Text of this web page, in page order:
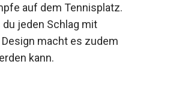
auf dem Tennisplatz.
jeden Schlag mit
macht es zudem
kann.